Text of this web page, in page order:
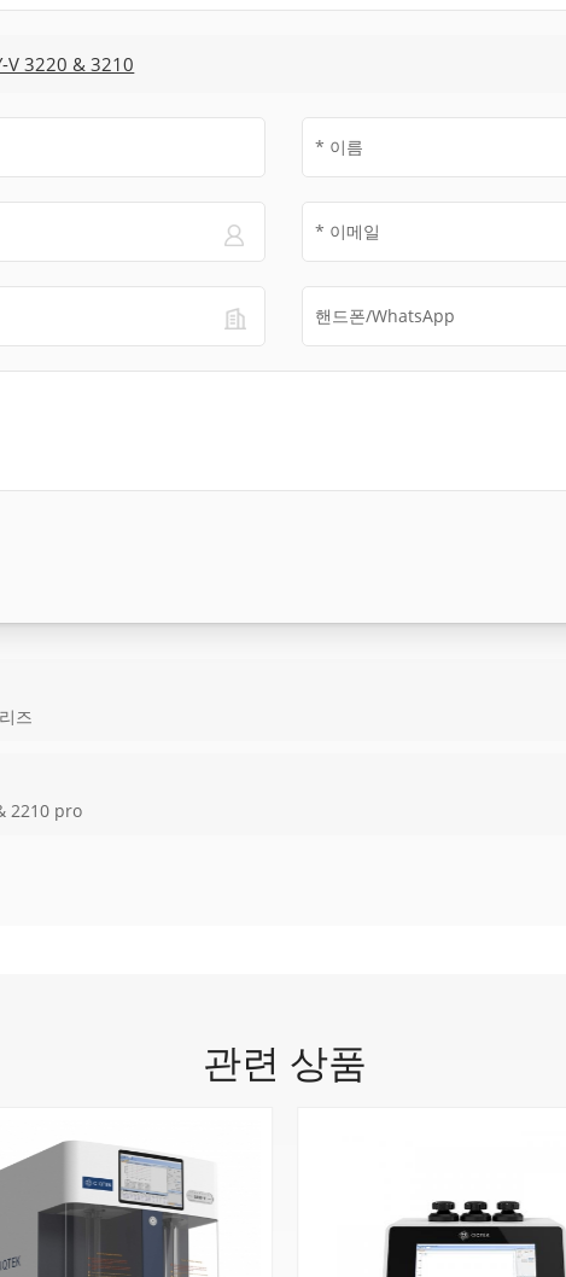
V 3220 & 3210
즈
2210 pro
관련 상품